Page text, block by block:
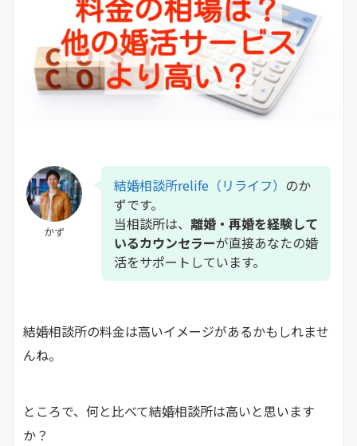
かず
結婚相談所relife（リライフ） のか
ずです。
当相談所は、 離婚・再婚を経験して
いるカウンセラーが直接あなたの婚
活をサポートしています。
結婚相談所の料金は高いイメージがあるかもしれませ
んね。
ところで、何と比べて結婚相談所は高いと思います
か？